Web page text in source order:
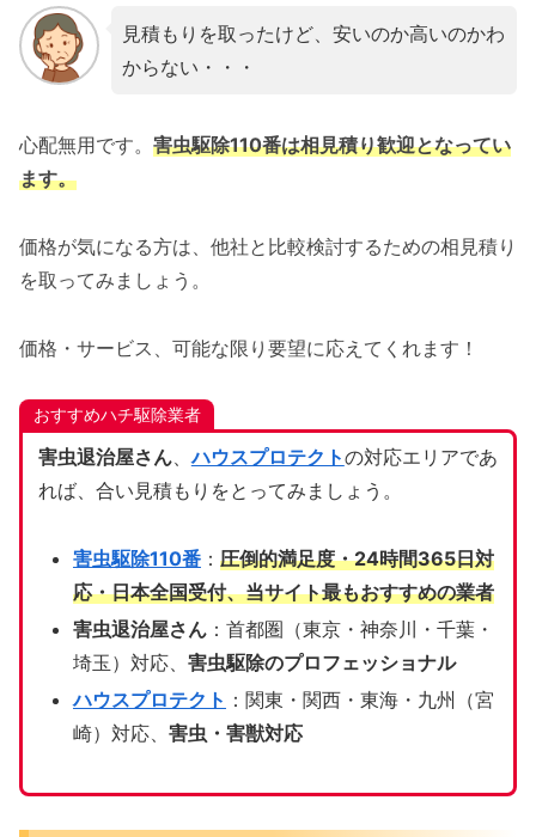
見積もりを取ったけど、安いのか高いのかわ
からない・・・
心配無用です。 害虫駆除110番は相見積り歓迎となってい
ます。
価格が気になる方は、他社と比較検討するための相見積り
を取ってみましょう。
価格・サービス、可能な限り要望に応えてくれます！
おすすめハチ駆除業者
害虫退治屋さん、ハウスプロテクトの対応エリアであ
れば、合い見積もりをとってみましょう。
害虫駆除110番： 圧倒的満足度・24時間365日対
応・日本全国受付、当サイト最もおすすめの業者
害虫退治屋さん：首都圏（東京・神奈川・千葉・
埼玉）対応、 害虫駆除のプロフェッショナル
ハウスプロテクト ：関東・関西・東海・九州（宮
崎）対応、 害虫・害獣対応